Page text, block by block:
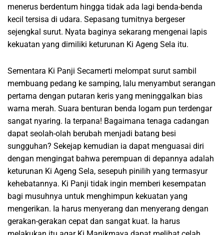
menerus berdentum hingga tidak ada lagi benda-benda
kecil tersisa di udara. Sepasang tumitnya bergeser
sejengkal surut. Nyata baginya sekarang mengenai lapis
kekuatan yang dimiliki keturunan Ki Ageng Sela itu.
Sementara Ki Panji Secamerti melompat surut sambil
membuang pedang ke samping, lalu menyambut serangan
pertama dengan putaran keris yang meninggalkan bias
warna merah. Suara benturan benda logam pun terdengar
sangat nyaring. Ia terpana! Bagaimana tenaga cadangan
dapat seolah-olah berubah menjadi batang besi
sungguhan? Sekejap kemudian ia dapat menguasai diri
dengan mengingat bahwa perempuan di depannya adalah
keturunan Ki Ageng Sela, sesepuh pinilih yang termasyur
kehebatannya. Ki Panji tidak ingin memberi kesempatan
bagi musuhnya untuk menghimpun kekuatan yang
mengerikan. Ia harus menyerang dan menyerang dengan
gerakan-gerakan cepat dan sangat kuat. Ia harus